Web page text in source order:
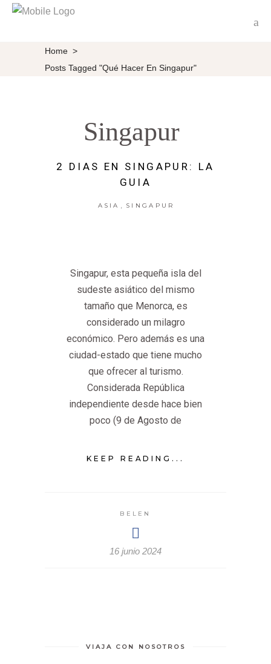
Home >
Posts Tagged "qué Hacer En Singapur"
Singapur
2 DIAS EN SINGAPUR: LA
GUIA
ASIA SINGAPUR
Singapur, esta pequeña isla del
sudeste asiático del mismo
tamaño que Menorca, es
considerado un milagro
económico. Pero además es una
ciudad-estado que tiene mucho
que ofrecer al turismo.
Considerada República
independiente desde hace bien
poco (9 de Agosto de
KEEP READING...
BELEN
16 junio 2024
VIAJA CON NOSOTROS